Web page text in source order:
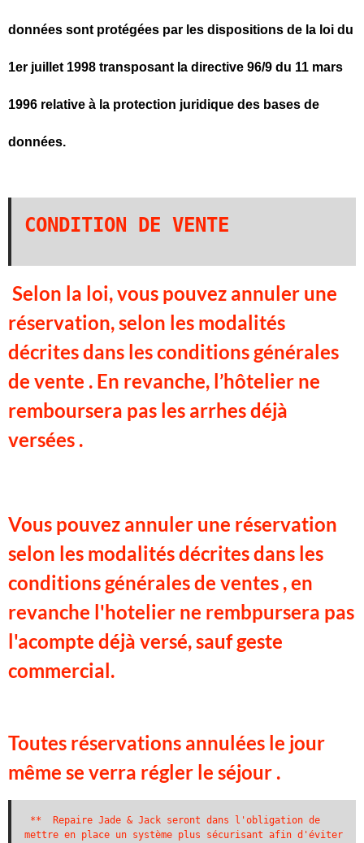
données sont protégées par les dispositions de la loi du
1er juillet 1998 transposant la directive 96/9 du 11 mars
1996 relative à la protection juridique des bases de
données.
CONDITION DE VENTE
Selon la loi, vous pouvez annuler une
réservation, selon les modalités
décrites dans les conditions générales
de vente . En revanche, l’hôtelier ne
remboursera pas les arrhes déjà
versées .
Vous pouvez annuler une réservation
selon les modalités décrites dans les
conditions générales de ventes , en
revanche l'hotelier ne rembpursera pas
l'acompte déjà versé, sauf geste
commercial.
Toutes réservations annulées le jour
même se verra régler le séjour .
**  Repaire Jade & Jack seront dans l'obligation de
mettre en place un système plus sécurisant afin d'éviter